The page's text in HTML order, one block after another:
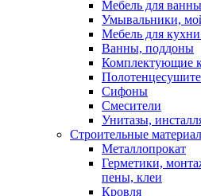
Мебель для
Умывальники,
Мебель для
Ванны, поддоны
Комплектующие
Сифоны
Смесители
Унитазы,
Строительные
Металлопрокат
Герметики,
пены, клеи
Кровля